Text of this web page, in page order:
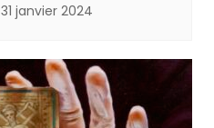
31 janvier 2024